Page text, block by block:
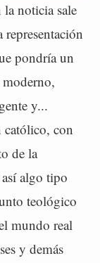
la noticia sale
representación
pondría un
y...
católico, con
de la
algo tipo
teológico
mundo real
y demás